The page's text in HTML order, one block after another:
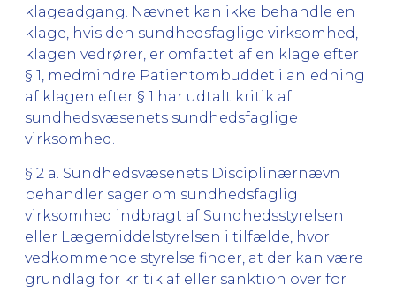
klageadgang. Nævnet kan ikke behandle en
klage, hvis den sundhedsfaglige virksomhed,
klagen vedrører, er omfattet af en klage efter
§ 1, medmindre Patientombuddet i anledning
af klagen efter § 1 har udtalt kritik af
sundhedsvæsenets sundhedsfaglige
virksomhed.
§ 2 a. Sundhedsvæsenets Disciplinærnævn
behandler sager om sundhedsfaglig
virksomhed indbragt af Sundhedsstyrelsen
eller Lægemiddelstyrelsen i tilfælde, hvor
vedkommende styrelse finder, at der kan være
grundlag for kritik af eller sanktion over for